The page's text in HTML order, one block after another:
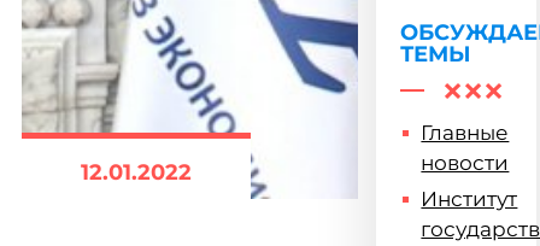
12.01.2022
ТЕМЫ
Главные
новости
Институт